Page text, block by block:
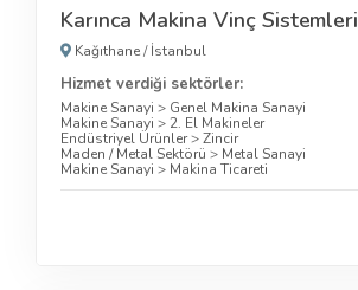
Karınca Makina Vinç Sistemleri
Kağıthane/İstanbul
Hizmet verdiği sektörler:
Makine Sanayi > Genel Makina Sanayi
Makine Sanayi > 2. El Makineler
Endüstriyel Ürünler>Zincir
Maden / Metal Sektörü > Metal Sanayi
Makine Sanayi > Makina Ticareti